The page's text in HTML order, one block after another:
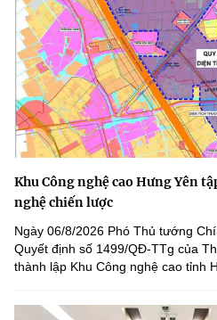
Khu Công nghệ cao Hưng Yên
nghệ chiến lược
Ngày 06/8/2026 Phó Thủ tướng
Quyết định số 1499/QĐ-TTg của
thành lập Khu Công nghệ cao tỉnh